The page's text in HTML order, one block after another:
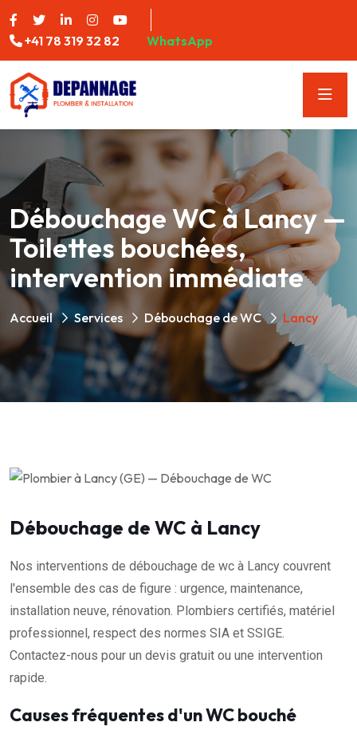
+41 78 319 32 82 WhatsApp
Débouchage WC à Lancy —
Toilettes bouchées,
intervention immédiate
Accueil Services Débouchage de WC Lancy
Débouchage de WC à Lancy
Nos interventions de débouchage de wc à Lancy couvrent
l'ensemble des cas de figure : urgence, maintenance,
installation neuve, rénovation. Plombiers certifiés, matériel
professionnel, respect des normes SIA et SSIGE.
Contactez-nous pour un devis gratuit ou une intervention
rapide.
Causes fréquentes d'un WC bouché